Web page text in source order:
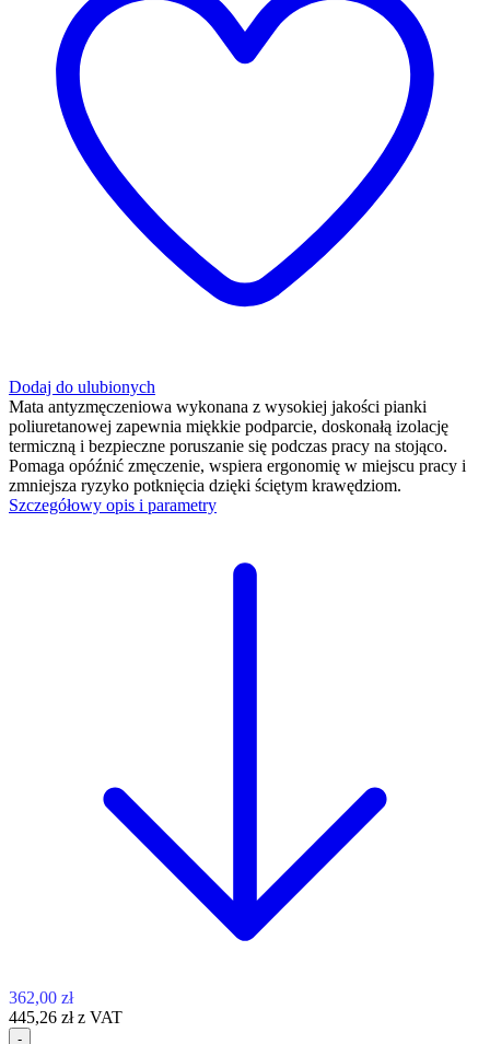
Dodaj do ulubionych
Mata antyzmęczeniowa wykonana z wysokiej jakości pianki
poliuretanowej zapewnia miękkie podparcie, doskonałą izolację
termiczną i bezpieczne poruszanie się podczas pracy na stojąco.
Pomaga opóźnić zmęczenie, wspiera ergonomię w miejscu pracy i
zmniejsza ryzyko potknięcia dzięki ściętym krawędziom.
Szczegółowy opis i parametry
362,00 zł
445,26 zł z VAT
-